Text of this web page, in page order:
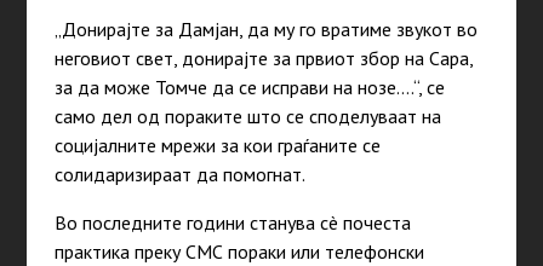
„Донирајте за Дамјан, да му го вратиме звукот во
неговиот свет, донирајте за првиот збор на Сара,
за да може Томче да се исправи на нозе….“, се
само дел од пораките што се споделуваат на
социјалните мрежи за кои граѓаните се
солидаризираат да помогнат.
Во последните години станува сè почеста
практика преку СМС пораки или телефонски